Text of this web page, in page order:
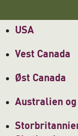
USA
Vest Canada
Øst Canada
Australien og